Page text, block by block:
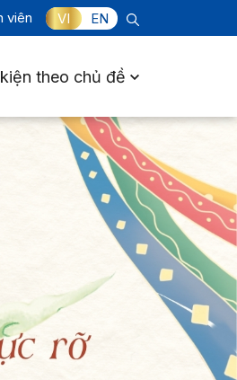
viên VI EN
theo chủ đề